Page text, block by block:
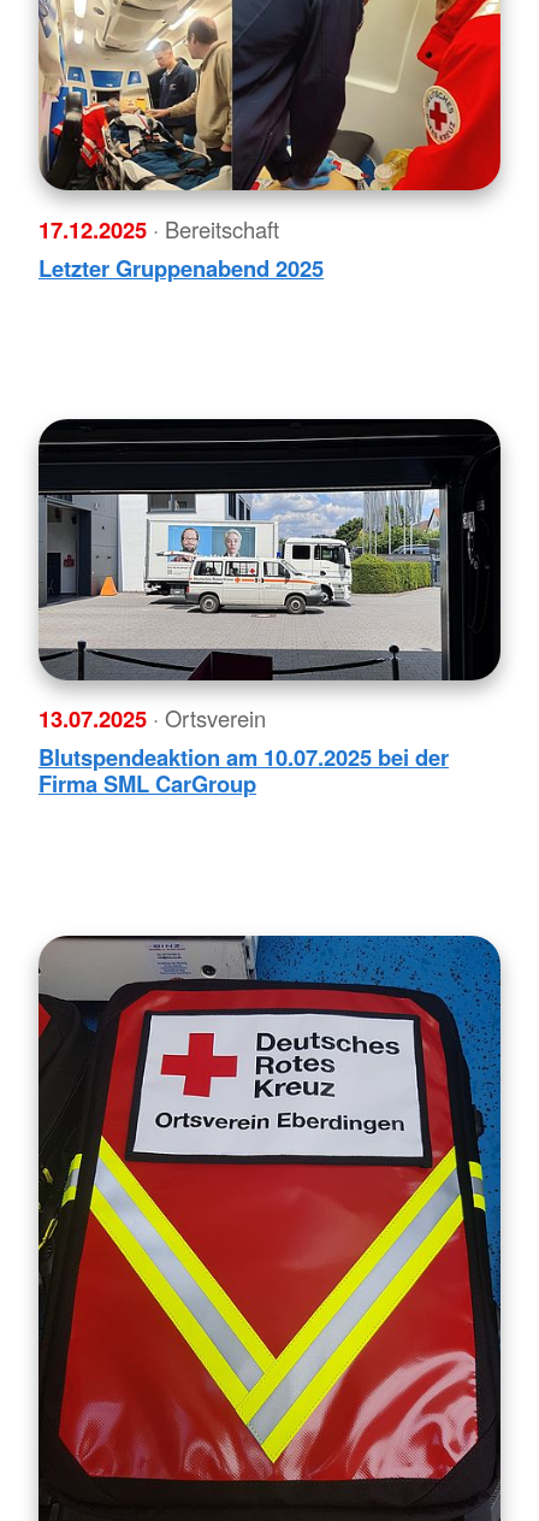
17.12.2025 · Bereitschaft
Letzter Gruppenabend 2025
13.07.2025 · Ortsverein
Blutspendeaktion am 10.07.2025 bei der
Firma SML CarGroup